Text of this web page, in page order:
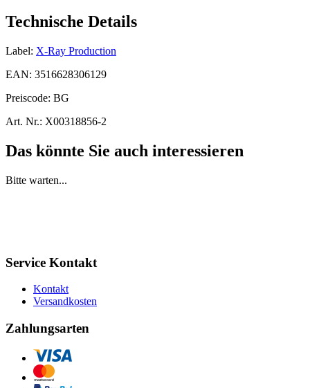
Technische Details
Label: X-Ray Production
EAN: 3516628306129
Preiscode: BG
Art. Nr.: X00318856-2
Das könnte Sie auch interessieren
Bitte warten...
Service Kontakt
Kontakt
Versandkosten
Zahlungsarten